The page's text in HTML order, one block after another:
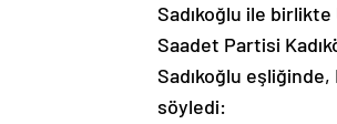
Sadıkoğlu ile birlikte
Saadet Partisi
Sadıkoğlu eşliğinde,
söyledi: